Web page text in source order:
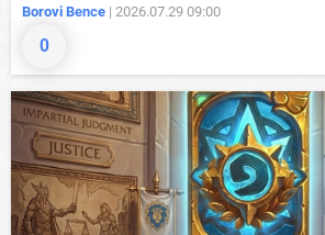
0
Borovi Bence | 2026.07.29 09:00